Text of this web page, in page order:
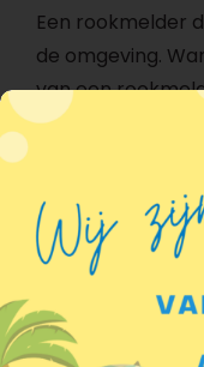
Een rookmelder
de omgeving.
van een
in de kamer.
waardoor er
wordt gezonden.
De Co detector
op
verbranding.
plaatsvinden bij